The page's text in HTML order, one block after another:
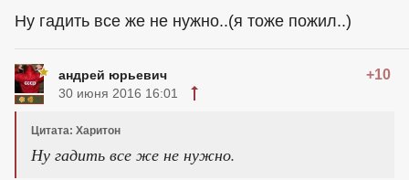
Ну гадить все же не нужно..(я тоже пожил..)
андрей юрьевич +10
30 июня 2016 16:01
Цитата: Харитон
Ну гадить все же не нужно.